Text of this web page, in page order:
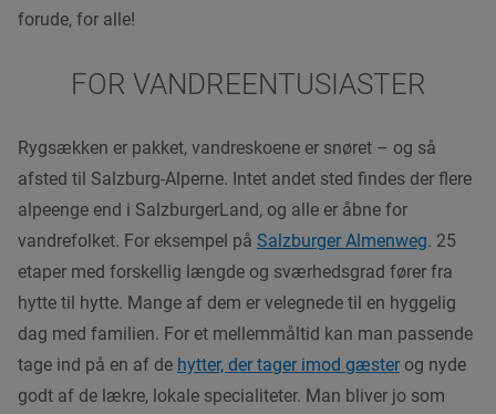
forude, for alle!
FOR VANDREENTUSIASTER
Rygsækken er pakket, vandreskoene er snøret – og så
afsted til Salzburg-Alperne. Intet andet sted findes der flere
alpeenge end i SalzburgerLand, og alle er åbne for
vandrefolket. For eksempel på Salzburger Almenweg. 25
etaper med forskellig længde og sværhedsgrad fører fra
hytte til hytte. Mange af dem er velegnede til en hyggelig
dag med familien. For et mellemmåltid kan man passende
tage ind på en af de hytter, der tager imod gæster og nyde
godt af de lækre, lokale specialiteter. Man bliver jo som